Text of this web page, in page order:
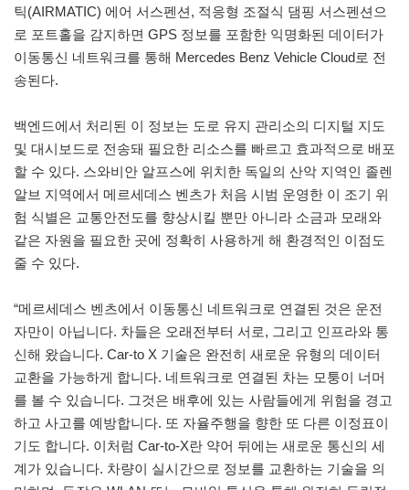
틱(AIRMATIC) 에어 서스펜션, 적응형 조절식 댐핑 서스펜션으
로 포트홀을 감지하면 GPS 정보를 포함한 익명화된 데이터가
이동통신 네트워크를 통해 Mercedes Benz Vehicle Cloud로 전
송된다.
백엔드에서 처리된 이 정보는 도로 유지 관리소의 디지털 지도
및 대시보드로 전송돼 필요한 리소스를 빠르고 효과적으로 배포
할 수 있다. 스와비안 알프스에 위치한 독일의 산악 지역인 졸렌
알브 지역에서 메르세데스 벤츠가 처음 시범 운영한 이 조기 위
험 식별은 교통안전도를 향상시킬 뿐만 아니라 소금과 모래와
같은 자원을 필요한 곳에 정확히 사용하게 해 환경적인 이점도
줄 수 있다.
“메르세데스 벤츠에서 이동통신 네트워크로 연결된 것은 운전
자만이 아닙니다. 차들은 오래전부터 서로, 그리고 인프라와 통
신해 왔습니다. Car-to X 기술은 완전히 새로운 유형의 데이터
교환을 가능하게 합니다. 네트워크로 연결된 차는 모퉁이 너머
를 볼 수 있습니다. 그것은 배후에 있는 사람들에게 위험을 경고
하고 사고를 예방합니다. 또 자율주행을 향한 또 다른 이정표이
기도 합니다. 이처럼 Car-to-X란 약어 뒤에는 새로운 통신의 세
계가 있습니다. 차량이 실시간으로 정보를 교환하는 기술을 의